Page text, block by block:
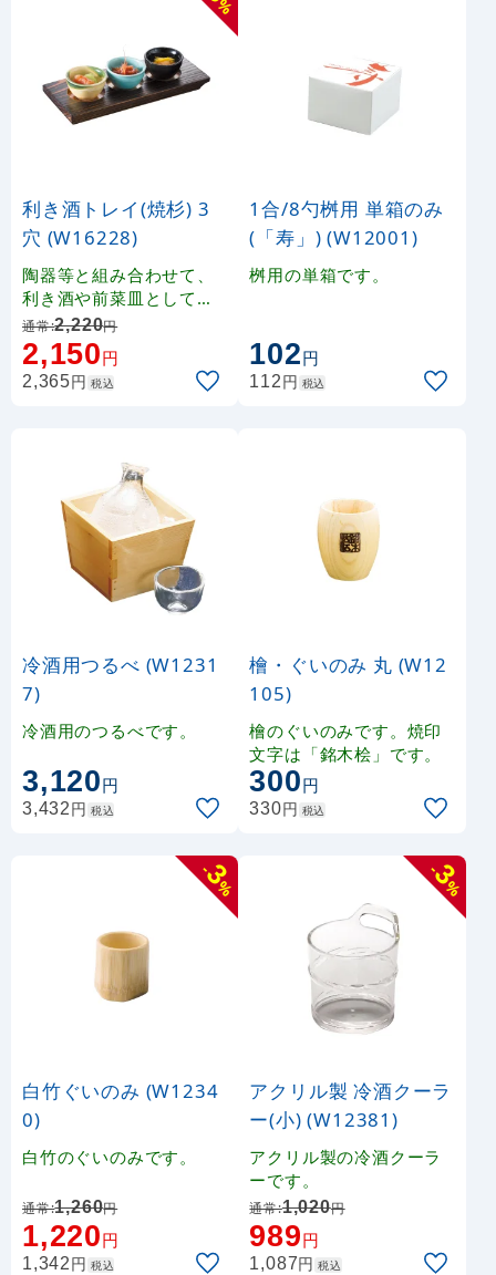
%
利き酒トレイ(焼杉) 3
穴 (W16228)
陶器等と組み合わせて、
利き酒や前菜皿としてお
使いいただける穴付きの
木製トレイです。
通常:2,220円
2,150円
2,365円 税込
1合/8勺桝用 単箱のみ
(「寿」) (W12001)
桝用の単箱です。
102円
112円 税込
冷酒用つるべ (W1231
7)
冷酒用のつるべです。
3,120円
3,432円 税込
檜・ぐいのみ 丸 (W12
105)
檜のぐいのみです。焼印
文字は「銘木桧」です。
300円
330円 税込
-
3
%
白竹ぐいのみ (W1234
0)
白竹のぐいのみです。
通常:1,260円
1,220円
1,342円 税込
-
3
%
アクリル製 冷酒クーラ
ー(小) (W12381)
アクリル製の冷酒クーラ
ーです。
通常:1,020円
989円
1,087円 税込